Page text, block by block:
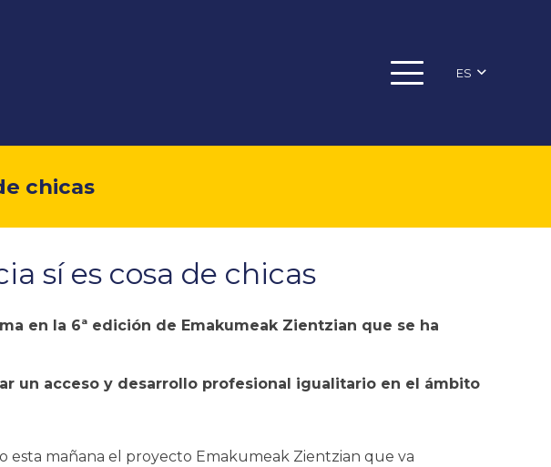
ES
chicas
sí es cosa de chicas
en la 6ª edición de Emakumeak Zientzian que se ha
un acceso y desarrollo profesional igualitario en el ámbito
esta mañana el proyecto Emakumeak Zientzian que va